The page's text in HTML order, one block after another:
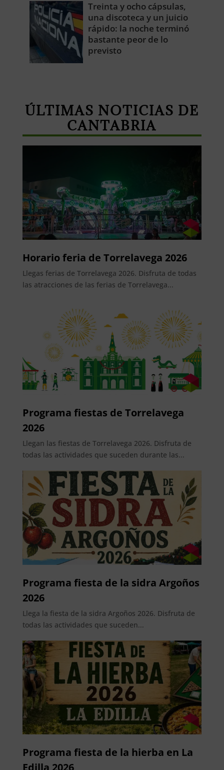
Treinta y ocho cápsulas,
una discoteca y un juicio
rápido: la noche terminó
bastante peor de lo
previsto
ÚLTIMAS NOTICIAS DE
CANTABRIA
Horario feria de Torrelavega 2026
Llegas ferias de Torrelavega 2026. Disfruta de todas
las atracciones de las ferias de Torrelavega...
Programa fiestas de Torrelavega
2026
Llegan las fiestas de Torrelavega 2026. Disfruta de
todas las actividades que suceden durante las...
Programa fiesta de la sidra Argoños
2026
Llega la fiesta de la sidra Argoños 2026. Disfruta de
todas las actividades que suceden...
Programa fiesta de la hierba en La